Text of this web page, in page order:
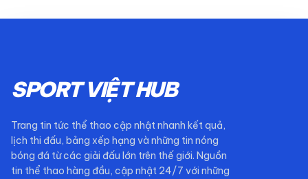
SPORT VIỆT HUB
Trang tin tức thể thao cập nhật nhanh kết quả,
lịch thi đấu, bảng xếp hạng và những tin nóng
bóng đá từ các giải đấu lớn trên thế giới. Nguồn
tin thể thao hàng đầu, cập nhật 24/7 với những